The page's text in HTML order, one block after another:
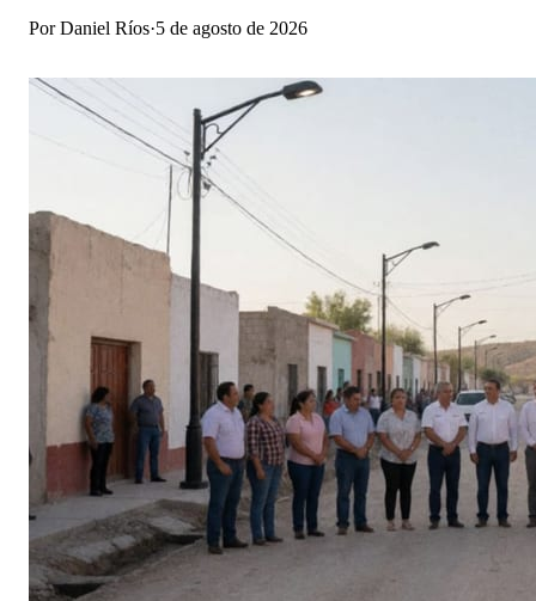
PorDaniel Ríos·5 de agosto de 2026